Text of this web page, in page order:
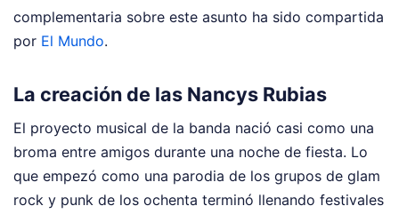
complementaria sobre este asunto ha sido compartida
por El Mundo.
La creación de las Nancys Rubias
El proyecto musical de la banda nació casi como una
broma entre amigos durante una noche de fiesta. Lo
que empezó como una parodia de los grupos de glam
rock y punk de los ochenta terminó llenando festivales